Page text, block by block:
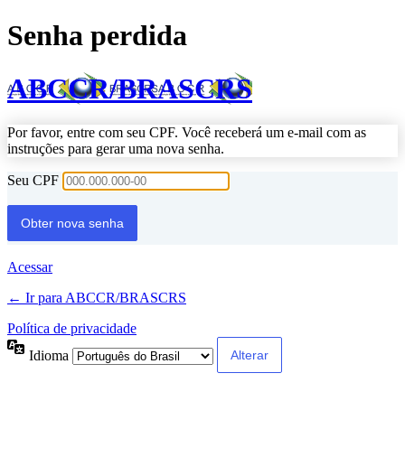
Senha perdida
ABCCR/BRASCRS
Por favor, entre com seu CPF. Você receberá um e-mail com as
instruções para gerar uma nova senha.
Seu CPF
Acessar
← Ir para ABCCR/BRASCRS
Política de privacidade
Idioma